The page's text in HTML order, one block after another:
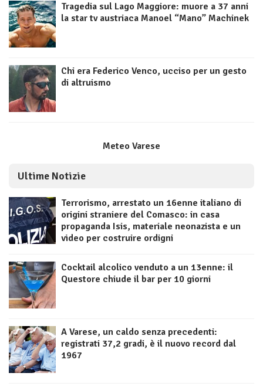
Tragedia sul Lago Maggiore: muore a 37 anni
la star tv austriaca Manoel “Mano” Machinek
Chi era Federico Venco, ucciso per un gesto
di altruismo
Meteo Varese
Ultime Notizie
Terrorismo, arrestato un 16enne italiano di
origini straniere del Comasco: in casa
propaganda Isis, materiale neonazista e un
video per costruire ordigni
Cocktail alcolico venduto a un 13enne: il
Questore chiude il bar per 10 giorni
A Varese, un caldo senza precedenti:
registrati 37,2 gradi, è il nuovo record dal
1967